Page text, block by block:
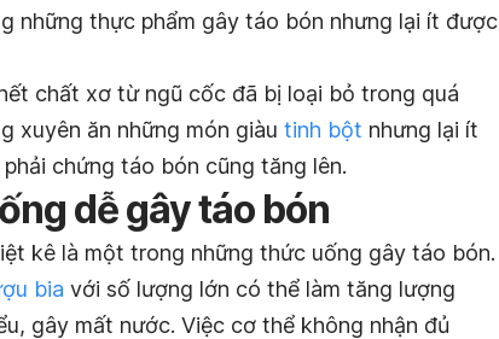
những thực phẩm gây táo bón nhưng lại ít được
chất xơ từ ngũ cốc đã bị loại bỏ trong quá
xuyên ăn những món giàu tinh bột nhưng lại ít
chứng táo bón cũng tăng lên.
dễ gây táo bón
kê là một trong những thức uống gây táo bón.
bia với số lượng lớn có thể làm tăng lượng
gây mất nước. Việc cơ thể không nhận đủ